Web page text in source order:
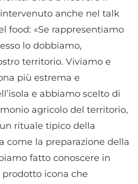
anche nel talk
food: «Se rappresentiamo
lo dobbiamo,
territorio. Viviamo e
più estrema e
e abbiamo scelto di
agricolo del territorio,
rituale tipico della
come la preparazione della
fatto conoscere in
icona che